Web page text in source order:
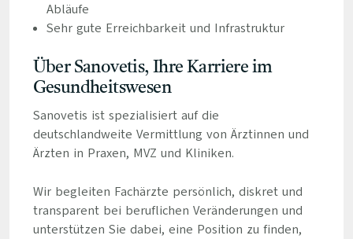
Abläufe
Sehr gute Erreichbarkeit und Infrastruktur
Über Sanovetis, Ihre Karriere im
Gesundheitswesen
Sanovetis ist spezialisiert auf die
deutschlandweite Vermittlung von Ärztinnen und
Ärzten in Praxen, MVZ und Kliniken.
Wir begleiten Fachärzte persönlich, diskret und
transparent bei beruflichen Veränderungen und
unterstützen Sie dabei, eine Position zu finden,